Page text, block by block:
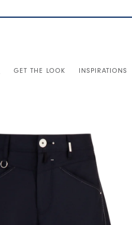
GET THE LOOK INSPIRATIONS